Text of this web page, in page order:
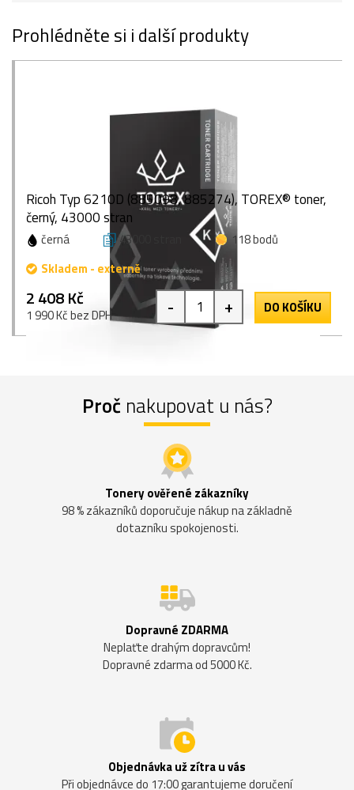
Prohlédněte si i další produkty
Ricoh Typ 6210D (885098, 885274), TOREX® toner,
černý, 43000 stran
černá 43000 stran
118 bodů
Skladem - externě
2 408 Kč
1 990 Kč bez DPH - + DO KOŠÍKU
Proč nakupovat u nás?
Tonery ověřené zákazníky
98 % zákazníků doporučuje nákup na základně
dotazníku spokojenosti.
Dopravné ZDARMA
Neplaťte drahým dopravcům!
Dopravné zdarma od 5000 Kč.
Objednávka už zítra u vás
Při objednávce do 17:00 garantujeme doručení